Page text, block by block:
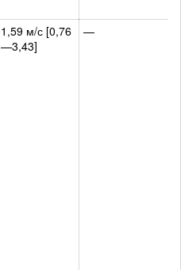
1,59 м/с [0,76
—3,43]
—